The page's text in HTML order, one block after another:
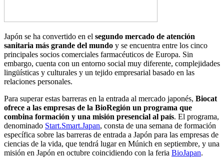
Japón se ha convertido en el segundo mercado de atención
sanitaria más grande del mundo y se encuentra entre los cinco
principales socios comerciales farmacéuticos de Europa. Sin
embargo, cuenta con un entorno social muy diferente, complejidades
lingüísticas y culturales y un tejido empresarial basado en las
relaciones personales.
Para superar estas barreras en la entrada al mercado japonés, Biocat
ofrece a las empresas de la BioRegión un programa que
combina formación y una misión presencial al país. El programa,
denominado Start.Smart.Japan, consta de una semana de formación
específica sobre las barreras de entrada a Japón para las empresas de
ciencias de la vida, que tendrá lugar en Múnich en septiembre, y una
misión en Japón en octubre coincidiendo con la feria BioJapan.